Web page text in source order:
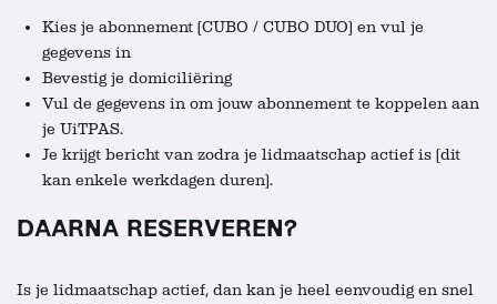
Kies je abonnement (CUBO / CUBO DUO) en vul je
gegevens in
Bevestig je domiciliëring
Vul de gegevens in om jouw abonnement te koppelen aan
je UiTPAS.
Je krijgt bericht van zodra je lidmaatschap actief is (dit
kan enkele werkdagen duren).
DAARNA RESERVEREN?
Is je lidmaatschap actief, dan kan je heel eenvoudig en snel